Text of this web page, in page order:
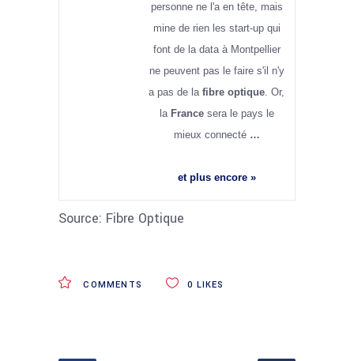
personne ne l'a en tête, mais
mine de rien les start-up qui
font de la data à Montpellier
ne peuvent pas le faire s'il n'y
a pas de la fibre optique. Or,
la Francesera le pays le
mieux connecté …
et plus encore »
Source: Fibre Optique
COMMENTS 0 LIKES